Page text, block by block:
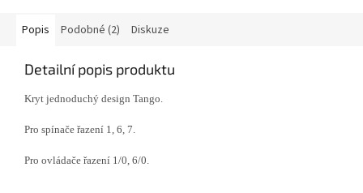
Popis Podobné (2) Diskuze
Detailní popis produktu
Kryt jednoduchý design Tango.
Pro spínače řazení 1, 6, 7.
Pro ovládače řazení 1/0, 6/0.